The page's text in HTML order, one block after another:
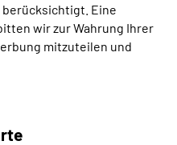
Eine
wir zur Wahrung Ihrer
mitzuteilen und